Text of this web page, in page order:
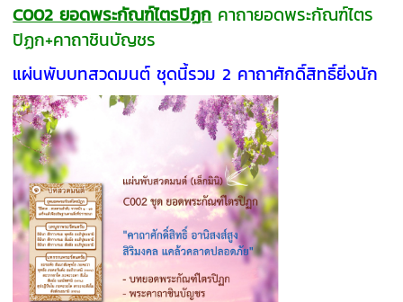
C002 ยอดพระกัณฑ์ไตรปิฏก คาถายอดพระกัณฑ์ไตร
ปิฏก+คาถาชินบัญชร
แผ่นพับบทสวดมนต์ ชุดนี้รวม 2 คาถาศักดิ์สิทธิ์ยิ่งนัก